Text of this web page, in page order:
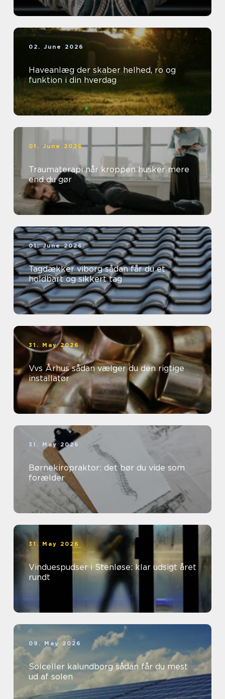
02. June 2026
Haveanlæg der skaber helhed, ro og
funktion i din hverdag
01. June 2026
Traumaterapi når kroppen husker mere
end du gør
01. June 2026
Tagdækker viborg sådan får du et
holdbart og sikkert tag
31. May 2026
Vvs Århus sådan vælger du den rigtige
installatør
31. May 2026
Børnekiropraktor: det bør du vide som
forælder
31. May 2026
Vinduespudser i Stenløse: klar udsigt året
rundt
09. May 2026
Solceller kalundborg sådan får du mest
ud af solen